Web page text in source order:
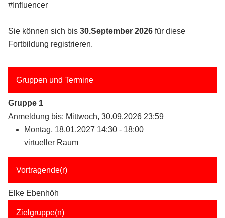
#Influencer
Sie können sich bis 30.September 2026 für diese
Fortbildung registrieren.
Gruppen und Termine
Gruppe 1
Anmeldung bis: Mittwoch, 30.09.2026 23:59
Montag, 18.01.2027 14:30 - 18:00
virtueller Raum
Vortragende(r)
Elke Ebenhöh
Zielgruppe(n)